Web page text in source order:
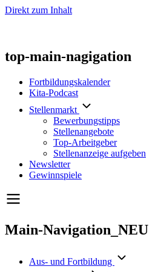
Direkt zum Inhalt
top-main-nagigation
Fortbildungskalender
Kita-Podcast
Stellenmarkt
Bewerbungstipps
Stellenangebote
Top-Arbeitgeber
Stellenanzeige aufgeben
Newsletter
Gewinnspiele
Main-Navigation_NEU
Aus- und Fortbildung